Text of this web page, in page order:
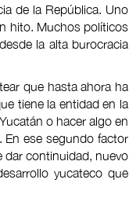
de la República. Uno
hito. Muchos políticos
la alta burocracia
que hasta ahora ha
tiene la entidad en la
o hacer algo en
En ese segundo factor
dar continuidad, nuevo
yucateco que